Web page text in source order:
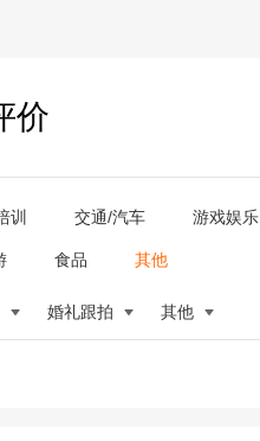
价
训 交通/汽车 游戏娱乐
食品 其他
婚礼跟拍 其他